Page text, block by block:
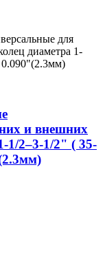
и внешних
1/2–3-1/2" ( 35-